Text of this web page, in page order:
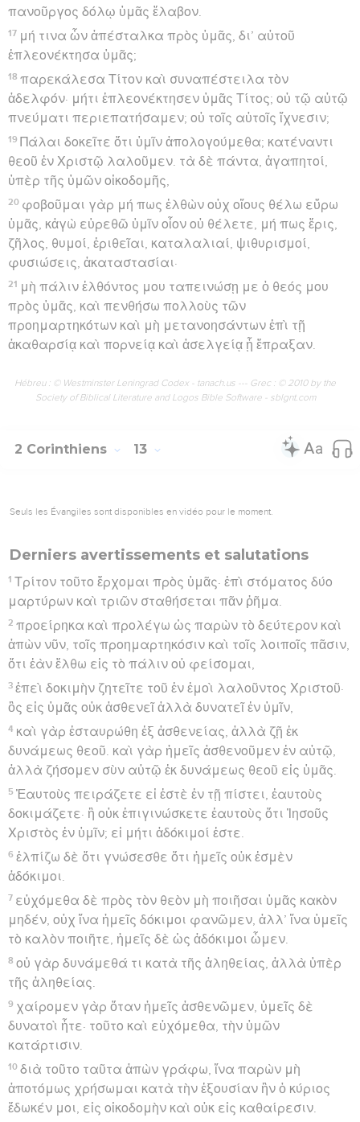
πανοῦργος δόλῳ ὑμᾶς ἔλαβον.
17 μή τινα ὧν ἀπέσταλκα πρὸς ὑμᾶς, δι’ αὐτοῦ
ἐπλεονέκτησα ὑμᾶς;
18 παρεκάλεσα Τίτον καὶ συναπέστειλα τὸν
ἀδελφόν· μήτι ἐπλεονέκτησεν ὑμᾶς Τίτος; οὐ τῷ αὐτῷ
πνεύματι περιεπατήσαμεν; οὐ τοῖς αὐτοῖς ἴχνεσιν;
19 Πάλαι δοκεῖτε ὅτι ὑμῖν ἀπολογούμεθα; κατέναντι
θεοῦ ἐν Χριστῷ λαλοῦμεν. τὰ δὲ πάντα, ἀγαπητοί,
ὑπὲρ τῆς ὑμῶν οἰκοδομῆς,
20 φοβοῦμαι γὰρ μή πως ἐλθὼν οὐχ οἵους θέλω εὕρω
ὑμᾶς, κἀγὼ εὑρεθῶ ὑμῖν οἷον οὐ θέλετε, μή πως ἔρις,
ζῆλος, θυμοί, ἐριθεῖαι, καταλαλιαί, ψιθυρισμοί,
φυσιώσεις, ἀκαταστασίαι·
21 μὴ πάλιν ἐλθόντος μου ταπεινώσῃ με ὁ θεός μου
πρὸς ὑμᾶς, καὶ πενθήσω πολλοὺς τῶν
προημαρτηκότων καὶ μὴ μετανοησάντων ἐπὶ τῇ
ἀκαθαρσίᾳ καὶ πορνείᾳ καὶ ἀσελγείᾳ ᾗ ἔπραξαν.
Hébreu : © Westminster Leningrad Codex - tanach.us --- Grec : © 2010 by the
Society of Biblical Literature and Logos Bible Software - sblgnt.com
2 Corinthiens 13
Seuls les Évangiles sont disponibles en vidéo pour le moment.
Derniers avertissements et salutations
1 Τρίτον τοῦτο ἔρχομαι πρὸς ὑμᾶς· ἐπὶ στόματος δύο
μαρτύρων καὶ τριῶν σταθήσεται πᾶν ῥῆμα.
2 προείρηκα καὶ προλέγω ὡς παρὼν τὸ δεύτερον καὶ
ἀπὼν νῦν, τοῖς προημαρτηκόσιν καὶ τοῖς λοιποῖς πᾶσιν,
ὅτι ἐὰν ἔλθω εἰς τὸ πάλιν οὐ φείσομαι,
3 ἐπεὶ δοκιμὴν ζητεῖτε τοῦ ἐν ἐμοὶ λαλοῦντος Χριστοῦ·
ὃς εἰς ὑμᾶς οὐκ ἀσθενεῖ ἀλλὰ δυνατεῖ ἐν ὑμῖν,
4 καὶ γὰρ ἐσταυρώθη ἐξ ἀσθενείας, ἀλλὰ ζῇ ἐκ
δυνάμεως θεοῦ. καὶ γὰρ ἡμεῖς ἀσθενοῦμεν ἐν αὐτῷ,
ἀλλὰ ζήσομεν σὺν αὐτῷ ἐκ δυνάμεως θεοῦ εἰς ὑμᾶς.
5 Ἑαυτοὺς πειράζετε εἰ ἐστὲ ἐν τῇ πίστει, ἑαυτοὺς
δοκιμάζετε· ἢ οὐκ ἐπιγινώσκετε ἑαυτοὺς ὅτι Ἰησοῦς
Χριστὸς ἐν ὑμῖν; εἰ μήτι ἀδόκιμοί ἐστε.
6 ἐλπίζω δὲ ὅτι γνώσεσθε ὅτι ἡμεῖς οὐκ ἐσμὲν
ἀδόκιμοι.
7 εὐχόμεθα δὲ πρὸς τὸν θεὸν μὴ ποιῆσαι ὑμᾶς κακὸν
μηδέν, οὐχ ἵνα ἡμεῖς δόκιμοι φανῶμεν, ἀλλ’ ἵνα ὑμεῖς
τὸ καλὸν ποιῆτε, ἡμεῖς δὲ ὡς ἀδόκιμοι ὦμεν.
8 οὐ γὰρ δυνάμεθά τι κατὰ τῆς ἀληθείας, ἀλλὰ ὑπὲρ
τῆς ἀληθείας.
9 χαίρομεν γὰρ ὅταν ἡμεῖς ἀσθενῶμεν, ὑμεῖς δὲ
δυνατοὶ ἦτε· τοῦτο καὶ εὐχόμεθα, τὴν ὑμῶν
κατάρτισιν.
10 διὰ τοῦτο ταῦτα ἀπὼν γράφω, ἵνα παρὼν μὴ
ἀποτόμως χρήσωμαι κατὰ τὴν ἐξουσίαν ἣν ὁ κύριος
ἔδωκέν μοι, εἰς οἰκοδομὴν καὶ οὐκ εἰς καθαίρεσιν.